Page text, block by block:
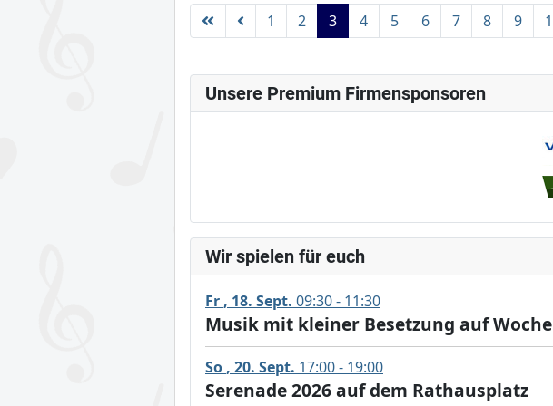
1 2 3 4 5 6 7 8 9
Unsere Premium Firmensponsoren
Wir spielen für euch
Fr 18 Sept. 09:30 - 11:30
Musik mit kleiner Besetzung auf
So 20 Sept. 17:00 - 19:00
Serenade 2026 auf dem Rathausplatz